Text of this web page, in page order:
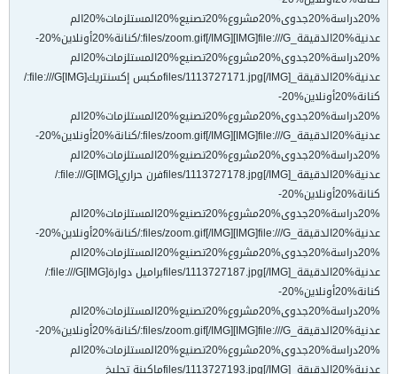
%20دراسة%20جدوى%20مشروع%20تصنيع%20المستلزمات%20الم
عدنية%20الدقيقة_files/zoom.gif[/IMG][IMG]file:///G:/كنانة%20أونلاين%20-
%20دراسة%20جدوى%20مشروع%20تصنيع%20المستلزمات%20الم
عدنية%20الدقيقة_files/1113727171.jpg[/IMG]مكبس إكسنتريك[IMG]file:///G:/
كنانة%20أونلاين%20-
%20دراسة%20جدوى%20مشروع%20تصنيع%20المستلزمات%20الم
عدنية%20الدقيقة_files/zoom.gif[/IMG][IMG]file:///G:/كنانة%20أونلاين%20-
%20دراسة%20جدوى%20مشروع%20تصنيع%20المستلزمات%20الم
عدنية%20الدقيقة_files/1113727178.jpg[/IMG]فرن حراري[IMG]file:///G:/
كنانة%20أونلاين%20-
%20دراسة%20جدوى%20مشروع%20تصنيع%20المستلزمات%20الم
عدنية%20الدقيقة_files/zoom.gif[/IMG][IMG]file:///G:/كنانة%20أونلاين%20-
%20دراسة%20جدوى%20مشروع%20تصنيع%20المستلزمات%20الم
عدنية%20الدقيقة_files/1113727187.jpg[/IMG]براميل دوارة[IMG]file:///G:/
كنانة%20أونلاين%20-
%20دراسة%20جدوى%20مشروع%20تصنيع%20المستلزمات%20الم
عدنية%20الدقيقة_files/zoom.gif[/IMG][IMG]file:///G:/كنانة%20أونلاين%20-
%20دراسة%20جدوى%20مشروع%20تصنيع%20المستلزمات%20الم
عدنية%20الدقيقة_files/1113727193.jpg[/IMG]ماكينة تجليخ